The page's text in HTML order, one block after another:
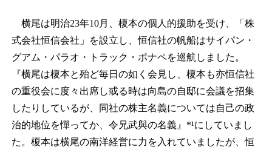
横尾は明治23年10月、榎本の個人的援助を受け、「株
式会社恒信会社」を設立し、恒信社の帆船はサイパン・
グアム・パラオ・トラック・ポナペを巡航しました。
『横尾は榎本と殆ど毎日の如く会見し、榎本も亦恒信社
の重役会に度々出席し或る時は向島の自邸に会議を招集
したりしているが、同社の株主名義については自己の政
治的地位を憚ってか、令兄武與の名義』*¹にしていまし
た。榎本は横尾の南洋経営に力を入れていましたが、恒